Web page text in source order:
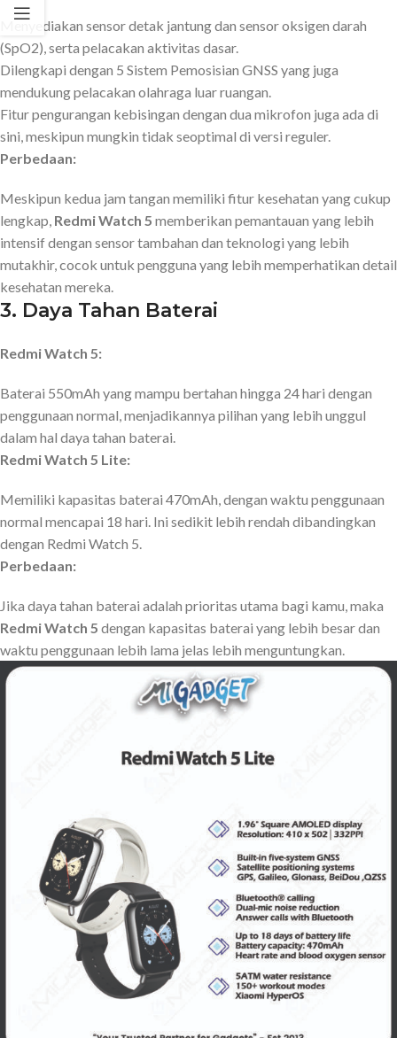
Menyediakan sensor detak jantung dan sensor oksigen darah
(SpO2), serta pelacakan aktivitas dasar.
Dilengkapi dengan 5 Sistem Pemosisian GNSS yang juga
mendukung pelacakan olahraga luar ruangan.
Fitur pengurangan kebisingan dengan dua mikrofon juga ada di
sini, meskipun mungkin tidak seoptimal di versi reguler.
Perbedaan:
Meskipun kedua jam tangan memiliki fitur kesehatan yang cukup
lengkap, Redmi Watch 5 memberikan pemantauan yang lebih
intensif dengan sensor tambahan dan teknologi yang lebih
mutakhir, cocok untuk pengguna yang lebih memperhatikan detail
kesehatan mereka.
3. Daya Tahan Baterai
Redmi Watch 5:
Baterai 550mAh yang mampu bertahan hingga 24 hari dengan
penggunaan normal, menjadikannya pilihan yang lebih unggul
dalam hal daya tahan baterai.
Redmi Watch 5 Lite:
Memiliki kapasitas baterai 470mAh, dengan waktu penggunaan
normal mencapai 18 hari. Ini sedikit lebih rendah dibandingkan
dengan Redmi Watch 5.
Perbedaan:
Jika daya tahan baterai adalah prioritas utama bagi kamu, maka
Redmi Watch 5 dengan kapasitas baterai yang lebih besar dan
waktu penggunaan lebih lama jelas lebih menguntungkan.